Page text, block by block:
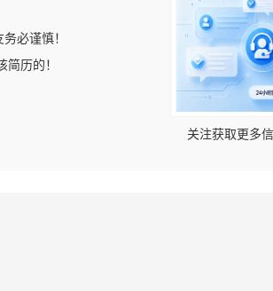
必谨慎！
简历的！
关注获取更多